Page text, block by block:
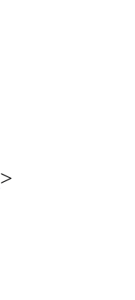
>